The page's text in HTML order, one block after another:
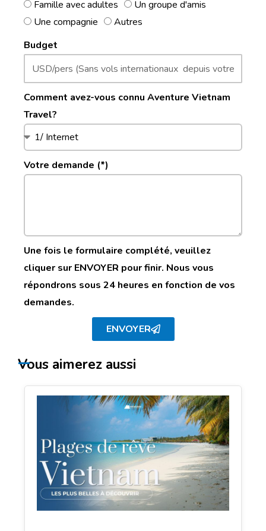
Famille avec adultes
Un groupe d'amis
Une compagnie
Autres
Budget
Comment avez-vous connu Aventure Vietnam
Travel?
Votre demande (*)
Une fois le formulaire complété, veuillez
cliquer sur ENVOYER pour finir. Nous vous
répondrons sous 24 heures en fonction de vos
demandes.
ENVOYER
Vous aimerez aussi